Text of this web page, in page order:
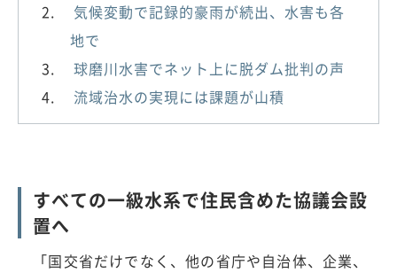
気候変動で記録的豪雨が続出、水害も各
地で
球磨川水害でネット上に脱ダム批判の声
流域治水の実現には課題が山積
すべての一級水系で住民含めた協議会設
置へ
「国交省だけでなく、他の省庁や自治体、企業、